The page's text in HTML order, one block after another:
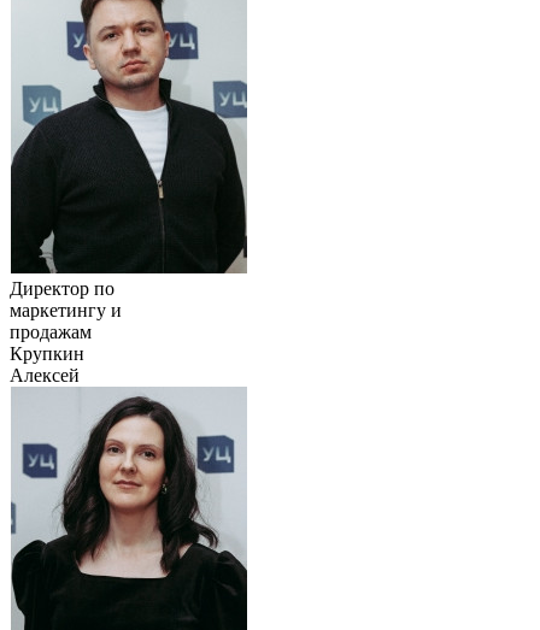
Директор по
маркетингу и
продажам
Крупкин
Алексей